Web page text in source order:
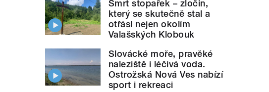
Smrt stopařek – zločin,
který se skutečně stal a
otřásl nejen okolím
Valašských Klobouk
Slovácké moře, pravěké
naleziště i léčivá voda.
Ostrožská Nová Ves nabízí
sport i rekreaci